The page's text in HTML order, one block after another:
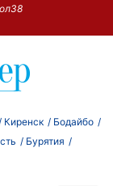
Киренск
Бодайбо
Бурятия